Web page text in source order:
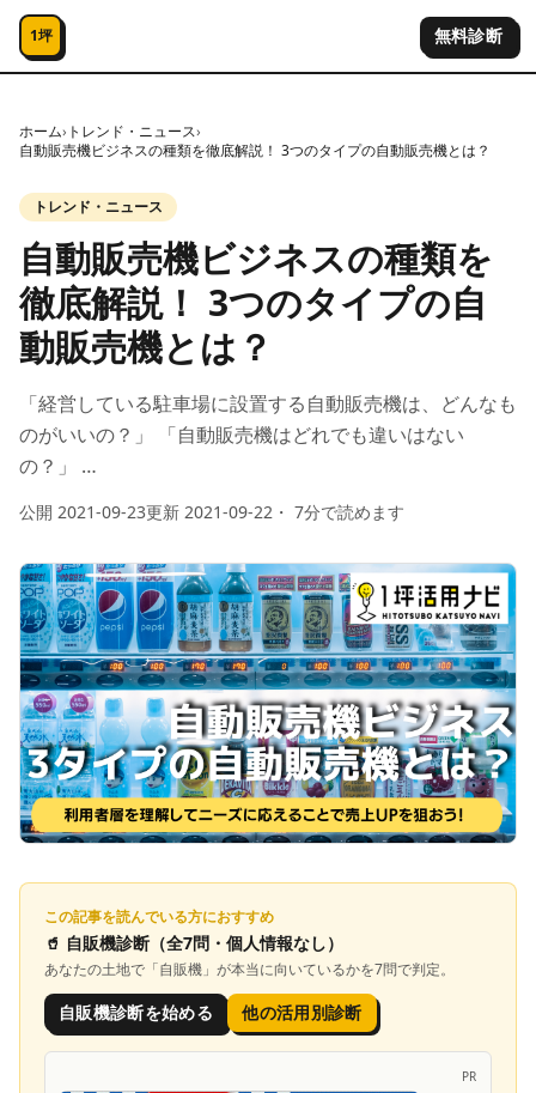
コンテンツへスキップ
1坪 無料診断
ホーム› トレンド・ニュース›
自動販売機ビジネスの種類を徹底解説！ 3つのタイプの自動販売機とは？
トレンド・ニュース
自動販売機ビジネスの種類を
徹底解説！ 3つのタイプの自
動販売機とは？
「経営している駐車場に設置する自動販売機は、どんなも
のがいいの？」 「自動販売機はどれでも違いはない
の？」 …
公開 2021-09-23更新 2021-09-22 ・ 7分で読めます
この記事を読んでいる方におすすめ
🥤 自販機診断 （全7問・個人情報なし）
あなたの土地で「自販機 」が本当に向いているかを7問で判定。
自販機診断を始める 他の活用別診断
PR